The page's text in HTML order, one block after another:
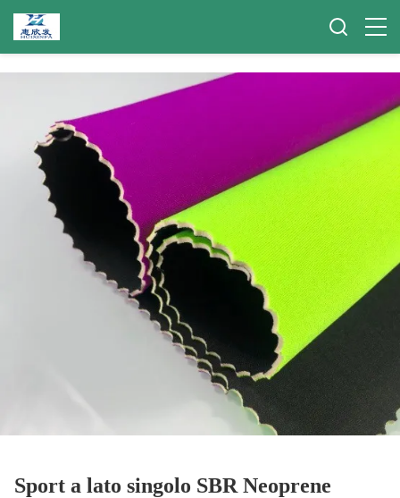
Sport a lato singolo SBR Neoprene